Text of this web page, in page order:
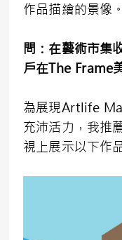
作品描繪的景像。
問：在藝術市集
戶在The Frame
為展現Artlife
充沛活力，我推
視上展示以下作